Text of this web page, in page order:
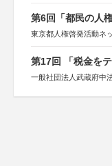
第6回「都民の人権
東京都人権啓発活動ネ
第17回 「税金を
一般社団法人武蔵府中